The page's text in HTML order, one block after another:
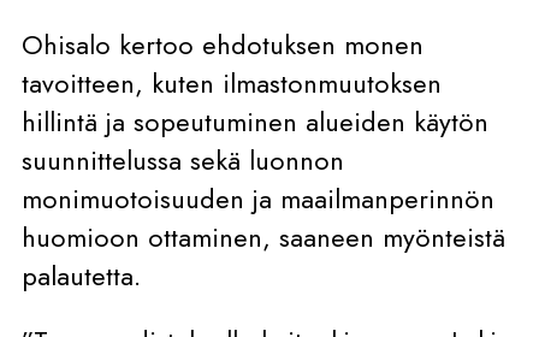
Ohisalo kertoo ehdotuksen monen
tavoitteen, kuten ilmastonmuutoksen
hillintä ja sopeutuminen alueiden käytön
suunnittelussa sekä luonnon
monimuotoisuuden ja maailmanperinnön
huomioon ottaminen, saaneen myönteistä
palautetta.